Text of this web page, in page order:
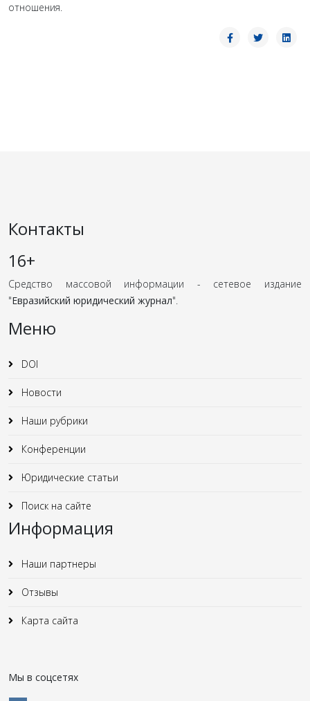
отношения.
Контакты
16+
Средство массовой информации - сетевое издание
"Евразийский юридический журнал".
Меню
DOI
Новости
Наши рубрики
Конференции
Юридические статьи
Поиск на сайте
Информация
Наши партнеры
Отзывы
Карта сайта
Мы в соцсетях